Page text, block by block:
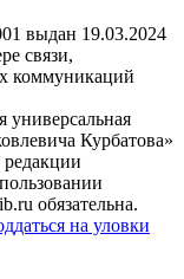
выдан 19.03.2024
связи,
коммуникаций
универсальная
Курбатова»
обязательна.
на уловки